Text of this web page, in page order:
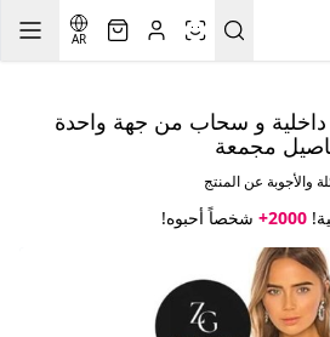
AR
و سحاب من جهة واحدة
مجمعة
والأجوبة عن المنتج
2000+ شخصاً أحبوه!